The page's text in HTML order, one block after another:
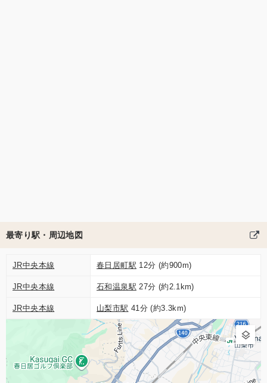
最寄り駅・周辺地図
JR中央本線 春日居町駅 12分 (約900m)
JR中央本線 石和温泉駅 27分 (約2.1km)
JR中央本線 山梨市駅 41分 (約3.3km)